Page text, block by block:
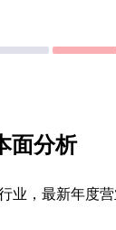
面分析
业，最新年度